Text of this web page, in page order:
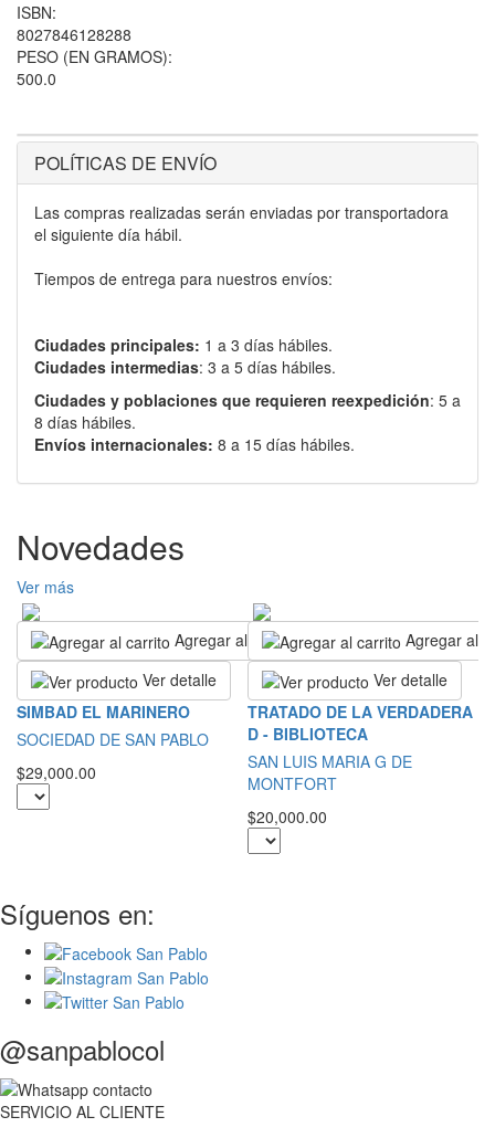
ISBN:
8027846128288
PESO (EN GRAMOS):
500.0
POLÍTICAS DE ENVÍO
Las compras realizadas serán enviadas por transportadora
el siguiente día hábil.
Tiempos de entrega para nuestros envíos:
Ciudades principales: 1 a 3 días hábiles.
Ciudades intermedias: 3 a 5 días hábiles.
Ciudades y poblaciones que requieren reexpedición: 5 a
8 días hábiles.
Envíos internacionales: 8 a 15 días hábiles.
Novedades
Ver más
Agregar al carrito
Ver detalle
SIMBAD EL MARINERO
SOCIEDAD DE SAN PABLO
$29,000.00
Agregar al
Ver detalle
TRATADO DE LA VERDADERA
D - BIBLIOTECA
SAN LUIS MARIA G DE
MONTFORT
$20,000.00
Síguenos en:
@sanpablocol
SERVICIO AL CLIENTE